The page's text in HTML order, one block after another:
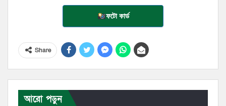
ফটো কার্ড
Share
আরো পড়ুন